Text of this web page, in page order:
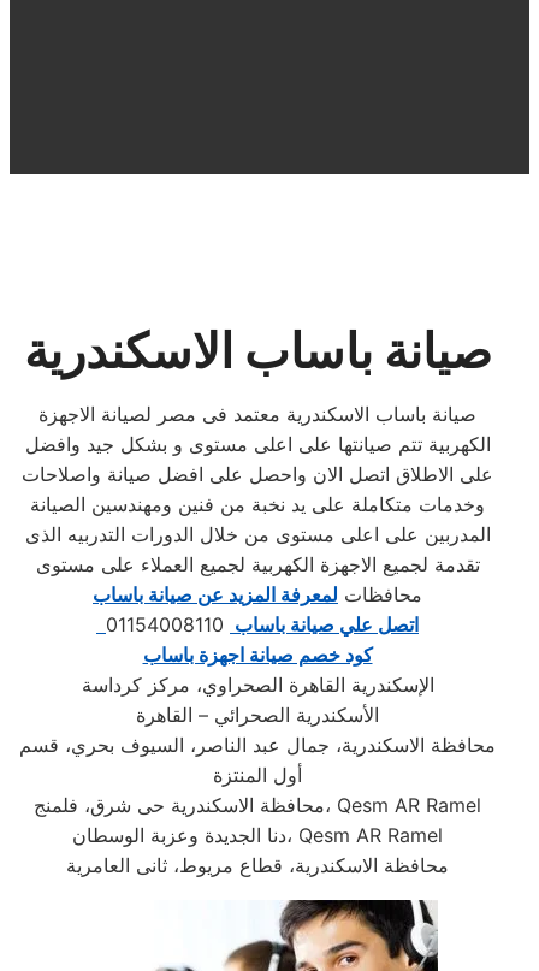
صيانة باساب الاسكندرية
صيانة باساب الاسكندرية معتمد فى مصر لصيانة الاجهزة
الكهربية تتم صيانتها على اعلى مستوى و بشكل جيد وافضل
على الاطلاق اتصل الان واحصل على افضل صيانة واصلاحات
وخدمات متكاملة على يد نخبة من فنين ومهندسين الصيانة
المدربين على اعلى مستوى من خلال الدورات التدربيه الذى
تقدمة لجميع الاجهزة الكهربية لجميع العملاء على مستوى
محافظات لمعرفة المزيد عن صيانة باساب
اتصل علي صيانة باساب
كود خصم صيانة اجهزة باساب
الإسكندرية القاهرة الصحراوي، مركز كرداسة
الأسكندرية الصحرائي – القاهرة
محافظة الاسكندرية، جمال عبد الناصر، السيوف بحري، قسم
أول المنتزة
محافظة الاسكندرية حى شرق، فلمنج، Qesm AR Ramel
دنا الجديدة وعزبة الوسطان، Qesm AR Ramel
محافظة الاسكندرية، قطاع مريوط، ثانى العامرية